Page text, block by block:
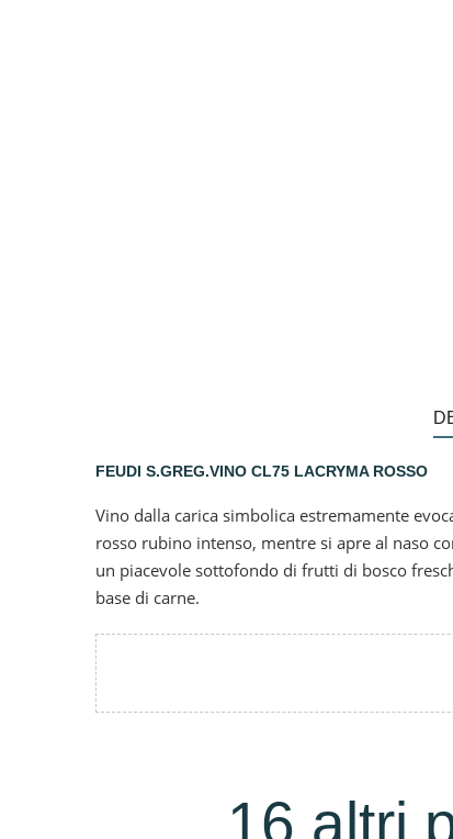
FEUDI S.GREG.VINO CL75 LACRYMA ROSSO
Vino dalla carica simbolica estremamente
rosso rubino intenso, mentre si apre al naso
un piacevole sottofondo di frutti di bosco
base di carne.
16 altri